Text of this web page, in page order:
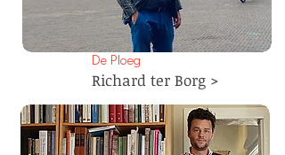
De Ploeg
Richard ter Borg >